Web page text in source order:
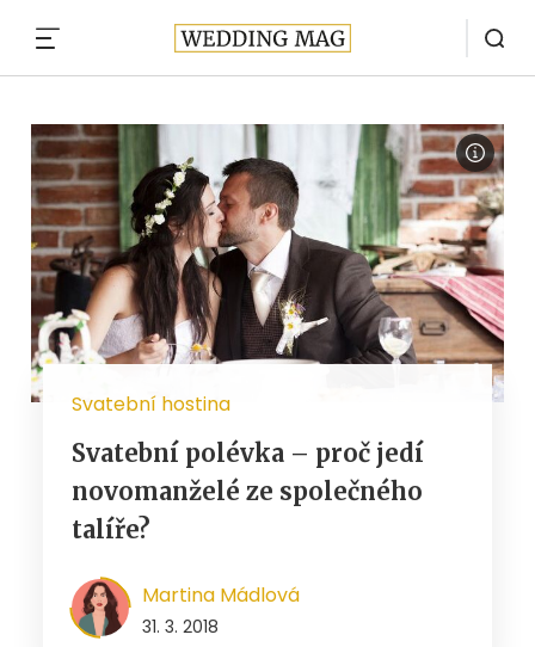
Svatební hostina
Svatební polévka – proč jedí
novomanželé ze společného
talíře?
Martina Mádlová
31. 3. 2018